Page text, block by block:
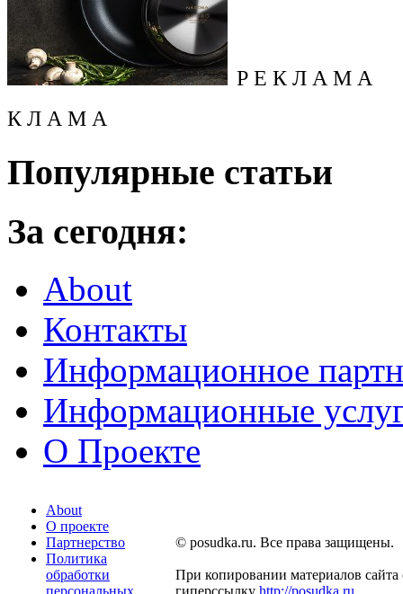
Р Е К Л А М А
К Л А М А
Популярные статьи
За сегодня:
About
Контакты
Информационное
Информационные
О Проекте
About
О проекте
Партнерство
Политика
обработки
© posudka.ru. Все права защищены.
При копировании материалов сайта